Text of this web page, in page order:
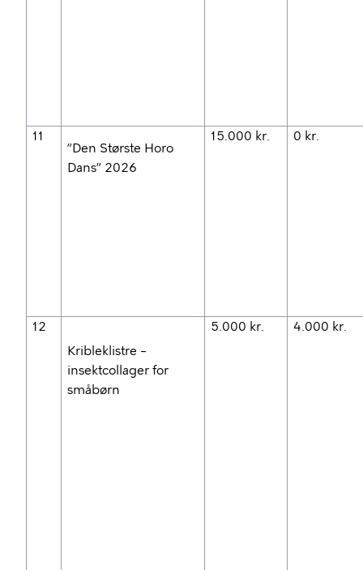
11
”Den Største Horo
Dans” 2026
15.000 kr. 0 kr.
12
Kribleklistre –
insektcollager for
småbørn
5.000 kr. 4.000 kr.